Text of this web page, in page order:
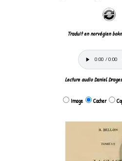
Traduit en norvégien
Lecture audio Daniel
Image Cacher